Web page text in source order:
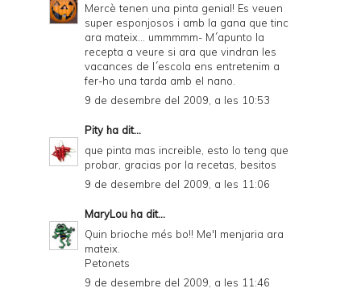
Mercè tenen una pinta genial! Es veuen
super esponjosos i amb la gana que tinc
ara mateix... ummmmm- M´apunto la
recepta a veure si ara que vindran les
vacances de l´escola ens entretenim a
fer-ho una tarda amb el nano.
9 de desembre del 2009, a les 10:53
Pityha dit...
que pinta mas increible, esto lo teng que
probar, gracias por la recetas, besitos
9 de desembre del 2009, a les 11:06
MaryLou ha dit...
Quin brioche més bo!! Me'l menjaria ara
mateix.
Petonets
9 de desembre del 2009, a les 11:46